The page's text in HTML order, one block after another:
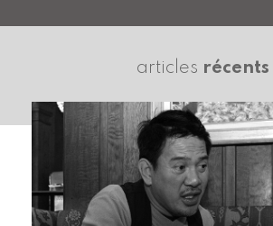
articles récents